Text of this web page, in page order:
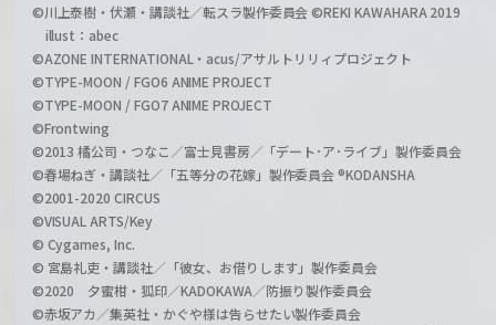
©川上泰樹・伏瀬・講談社／転スラ製作委員会 ©REKI KAWAHARA 2019
illust：abec
©AZONE INTERNATIONAL・acus/アサルトリリィプロジェクト
©TYPE-MOON / FGO6 ANIME PROJECT
©TYPE-MOON / FGO7 ANIME PROJECT
©Frontwing
©2013 橘公司・つなこ／富士見書房／「デート･ア･ライブ」製作委員会
©春場ねぎ・講談社／「五等分の花嫁」製作委員会 ®KODANSHA
©2001-2020 CIRCUS
©VISUAL ARTS/Key
© Cygames, Inc.
© 宮島礼吏・講談社／「彼女、お借りします」製作委員会
©2020 夕蜜柑・狐印／KADOKAWA／防振り製作委員会
©赤坂アカ／集英社・かぐや様は告らせたい製作委員会